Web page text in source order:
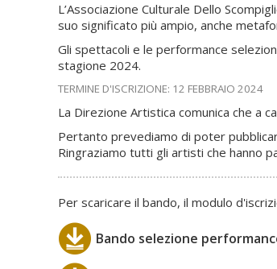
L’Associazione Culturale Dello
suo significato più ampio, anche
Gli spettacoli e le performance
stagione 2024.
TERMINE D'ISCRIZIONE: 12 FEBBRAIO 2024
La Direzione Artistica comunica che a
Pertanto prevediamo di poter
Ringraziamo tutti gli artisti che hanno
Per scaricare il bando, il modulo
Bando selezione